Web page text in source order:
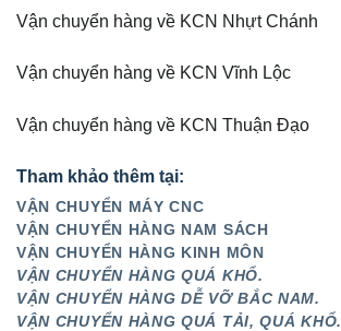
Vận chuyển hàng về KCN Nhựt Chánh
Vận chuyển hàng về KCN Vĩnh Lộc
Vận chuyển hàng về KCN Thuận Đạo
Tham khảo thêm tại:
VẬN CHUYỂN MÁY CNC
VẬN CHUYỂN HÀNG NAM SÁCH
VẬN CHUYỂN HÀNG KINH MÔN
VẬN CHUYỂN HÀNG QUÁ KHỔ.
VẬN CHUYỂN HÀNG DỄ VỠ BẮC NAM.
VẬN CHUYỂN HÀNG QUÁ TẢI, QUÁ KHỔ.